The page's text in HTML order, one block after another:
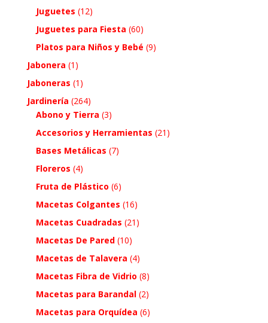
Juguetes (12)
Juguetes para Fiesta (60)
Platos para Niños y Bebé (9)
Jabonera (1)
Jaboneras (1)
Jardinería (264)
Abono y Tierra (3)
Accesorios y Herramientas (21)
Bases Metálicas (7)
Floreros (4)
Fruta de Plástico (6)
Macetas Colgantes (16)
Macetas Cuadradas (21)
Macetas De Pared (10)
Macetas de Talavera (4)
Macetas Fibra de Vidrio (8)
Macetas para Barandal (2)
Macetas para Orquídea (6)